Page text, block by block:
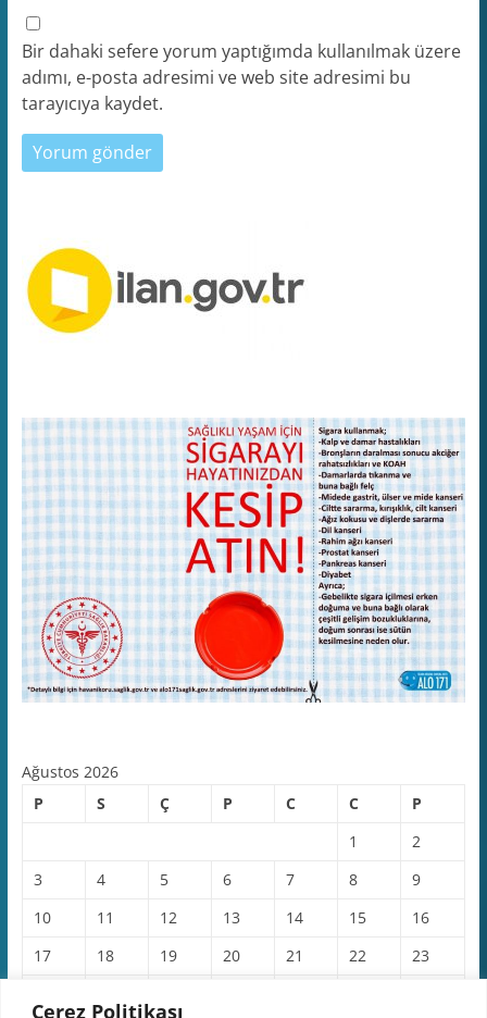
Çerez Politikası
Bir dahaki sefere yorum yaptığımda kullanılmak üzere
adımı, e-posta adresimi ve web site adresimi bu
tarayıcıya kaydet.
Ağustos 2026
P
S Ç P C C
P
1
2
3
4 5 6 7 8
9
10
11 12 13 14 15
16
17
18 19 20 21 22
23